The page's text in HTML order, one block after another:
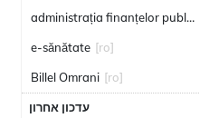
administrația finanțelor publice
e-sănătate [ro]
Billel Omrani [ro]
עדכון אחרון